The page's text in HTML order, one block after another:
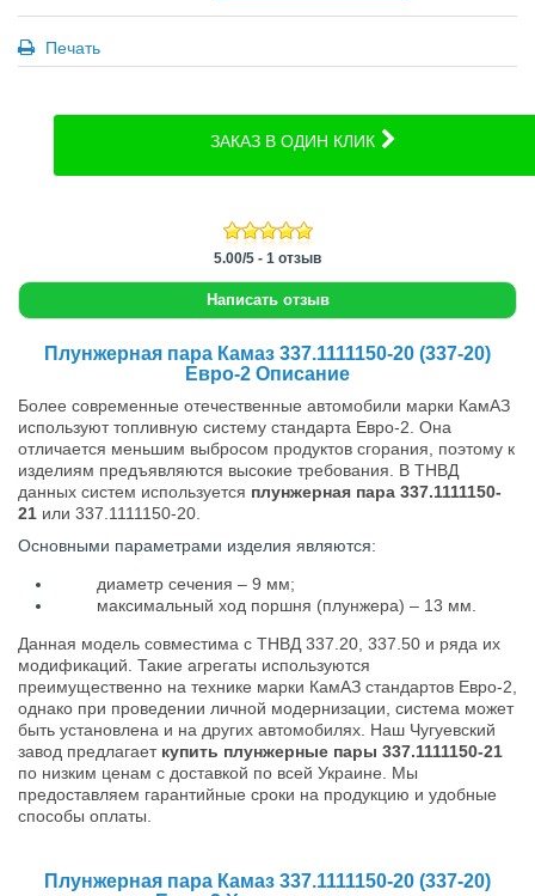
Печать
ЗАКАЗ В ОДИН КЛИК
5.00/5 - 1 отзыв
Написать отзыв
Плунжерная пара Камаз 337.1111150-20 (337-20)
Евро-2 Описание
Более современные отечественные автомобили марки КамАЗ
используют топливную систему стандарта Евро-2. Она
отличается меньшим выбросом продуктов сгорания, поэтому к
изделиям предъявляются высокие требования. В ТНВД
данных систем используется плунжерная пара 337.1111150-
21 или 337.1111150-20.
Основными параметрами изделия являются:
диаметр сечения – 9 мм;
максимальный ход поршня (плунжера) – 13 мм.
Данная модель совместима с ТНВД 337.20, 337.50 и ряда их
модификаций. Такие агрегаты используются
преимущественно на технике марки КамАЗ стандартов Евро-2,
однако при проведении личной модернизации, система может
быть установлена и на других автомобилях. Наш Чугуевский
завод предлагает купить плунжерные пары 337.1111150-21
по низким ценам с доставкой по всей Украине. Мы
предоставляем гарантийные сроки на продукцию и удобные
способы оплаты.
Плунжерная пара Камаз 337.1111150-20 (337-20)